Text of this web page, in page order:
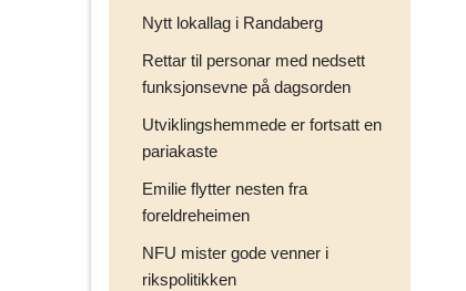
Nytt lokallag i Randaberg
Rettar til personar med nedsett
funksjonsevne på dagsorden
Utviklingshemmede er fortsatt en
pariakaste
Emilie flytter nesten fra
foreldreheimen
NFU mister gode venner i
rikspolitikken